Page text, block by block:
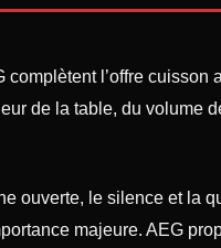
complètent l’offre
de la table, du volume
ouverte, le silence et la
majeure. AEG